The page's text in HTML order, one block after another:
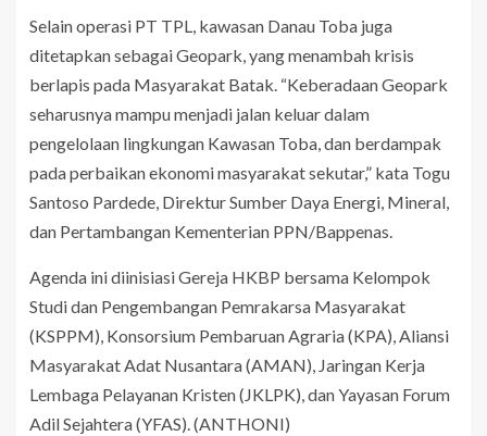
Selain operasi PT TPL, kawasan Danau Toba juga
ditetapkan sebagai Geopark, yang menambah krisis
berlapis pada Masyarakat Batak. “Keberadaan Geopark
seharusnya mampu menjadi jalan keluar dalam
pengelolaan lingkungan Kawasan Toba, dan berdampak
pada perbaikan ekonomi masyarakat sekutar,” kata Togu
Santoso Pardede, Direktur Sumber Daya Energi, Mineral,
dan Pertambangan Kementerian PPN/Bappenas.
Agenda ini diinisiasi Gereja HKBP bersama Kelompok
Studi dan Pengembangan Pemrakarsa Masyarakat
(KSPPM), Konsorsium Pembaruan Agraria (KPA), Aliansi
Masyarakat Adat Nusantara (AMAN), Jaringan Kerja
Lembaga Pelayanan Kristen (JKLPK), dan Yayasan Forum
Adil Sejahtera (YFAS). (ANTHONI)